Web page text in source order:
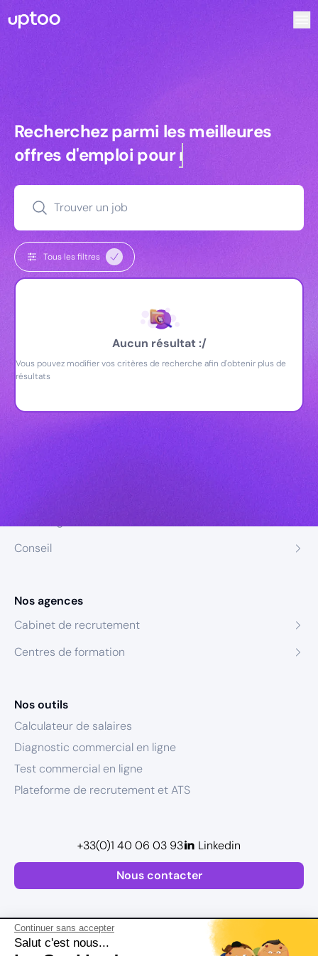
Continuer sans accepter
Salut c'est nous...
Recherchez parmi les meilleures
Recherchez parmi les meilleures
offres d'emploi pourmanagers
Trouver un job
Tous les filtres
Aucun résultat :/
Vous pouvez modifier vos critères de recherche afin d'obtenir plus de
résultats
Conseil
Nos agences
Cabinet de recrutement
Centres de formation
Nos outils
Calculateur de salaires
Diagnostic commercial en ligne
Test commercial en ligne
Plateforme de recrutement et ATS
Nous contacter
+33(0)1 40 06 03 93 Linkedin